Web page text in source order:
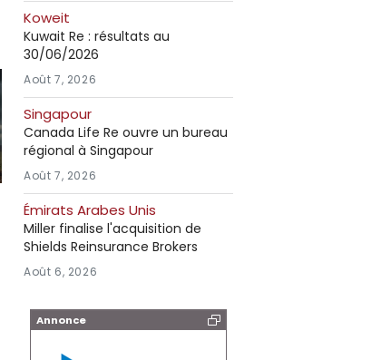
Koweit
Kuwait Re : résultats au
30/06/2026
Août 7, 2026
Singapour
Canada Life Re ouvre un bureau
régional à Singapour
Août 7, 2026
Émirats Arabes Unis
Miller finalise l'acquisition de
Shields Reinsurance Brokers
Août 6, 2026
Annonce